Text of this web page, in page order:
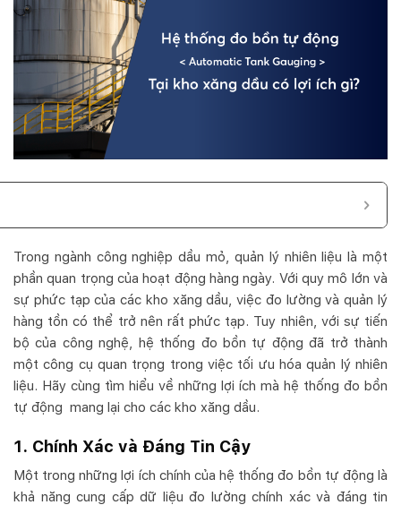
Trong ngành công nghiệp dầu mỏ, quản lý nhiên liệu là một
phần quan trọng của hoạt động hàng ngày. Với quy mô lớn và
sự phức tạp của các kho xăng dầu, việc đo lường và quản lý
hàng tồn có thể trở nên rất phức tạp. Tuy nhiên, với sự tiến
bộ của công nghệ, hệ thống đo bồn tự động đã trở thành
một công cụ quan trọng trong việc tối ưu hóa quản lý nhiên
liệu. Hãy cùng tìm hiểu về những lợi ích mà hệ thống đo bồn
tự động mang lại cho các kho xăng dầu.
1. Chính Xác và Đáng Tin Cậy
Một trong những lợi ích chính của hệ thống đo bồn tự động là
khả năng cung cấp dữ liệu đo lường chính xác và đáng tin